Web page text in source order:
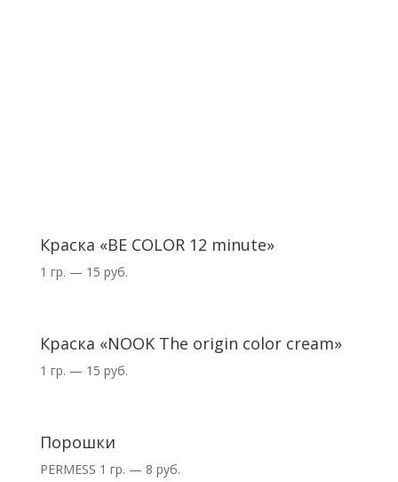
Краска «BE COLOR 12 minute»
1 гр. — 15 руб.
Краска «NOOK The origin color cream»
1 гр. — 15 руб.
Порошки
PERMESS 1 гр. — 8 руб.